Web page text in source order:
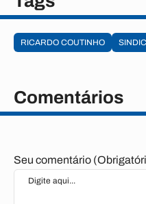
RICARDO COUTINHO
Comentários
Seu comentário